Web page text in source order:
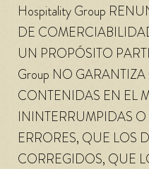
Hospitality Group
DE
UN PROPÓSITO
Group NO
CONTENIDAS EN EL
ININTERRUMPIDAS O
ERRORES, QUE LOS
CORREGIDOS, QUE